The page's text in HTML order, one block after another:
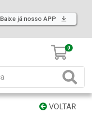
Baixe já nosso APP
0
VOLTAR